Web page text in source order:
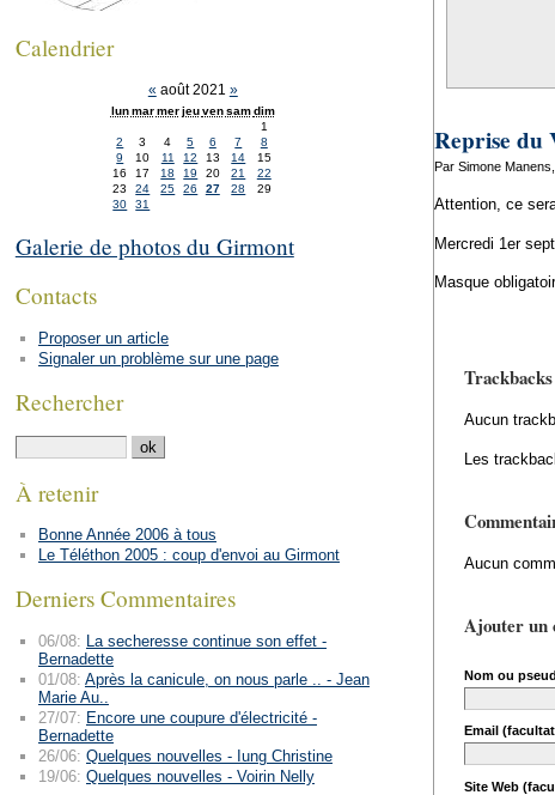
Reprise du
Par Simone
Attention, ce
Mercredi 1er
Masque
Trackbacks
Aucun
Les
Aucun
Ajouter un
Nom ou
Email
Site Web
Calendrier
« août 2021 »
lun mar mer jeu ven sam dim
1
2
3 4 5 6 7
8
9
10 11 12 13 14
15
16
17 18 19 20 21
22
23
24 25 26 27 28
29
30
31
Galerie de photos du Girmont
Contacts
Proposer un article
Signaler un problème sur une page
Rechercher
À retenir
Bonne Année 2006 à tous
Le Téléthon 2005 : coup d'envoi au Girmont
Derniers Commentaires
06/08: La secheresse continue son effet -
Bernadette
01/08: Après la canicule, on nous parle .. - Jean
Marie Au..
27/07: Encore une coupure d'électricité -
Bernadette
26/06: Quelques nouvelles - Iung Christine
19/06: Quelques nouvelles - Voirin Nelly